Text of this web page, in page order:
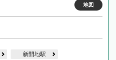
地図
新開地駅